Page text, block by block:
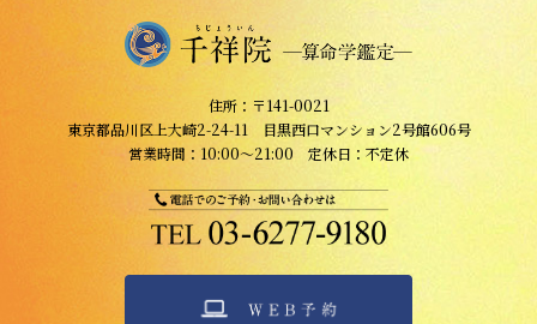
住所：〒141-0021
東京都品川区上大崎2-24-11 目黒西口マンション2号館606号
営業時間：10:00～21:00 定休日：不定休